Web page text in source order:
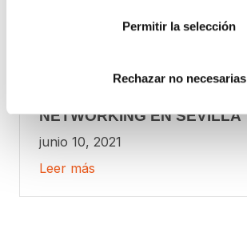
Permitir la selección
Rechazar no necesarias
NETWORKING EN SEVILLA
junio 10, 2021
Leer más